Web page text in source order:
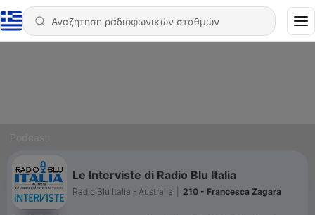
Le Interviste di Radio Blu Italia
Radio Blu Italia - Australia 210 - Francesca Zagara